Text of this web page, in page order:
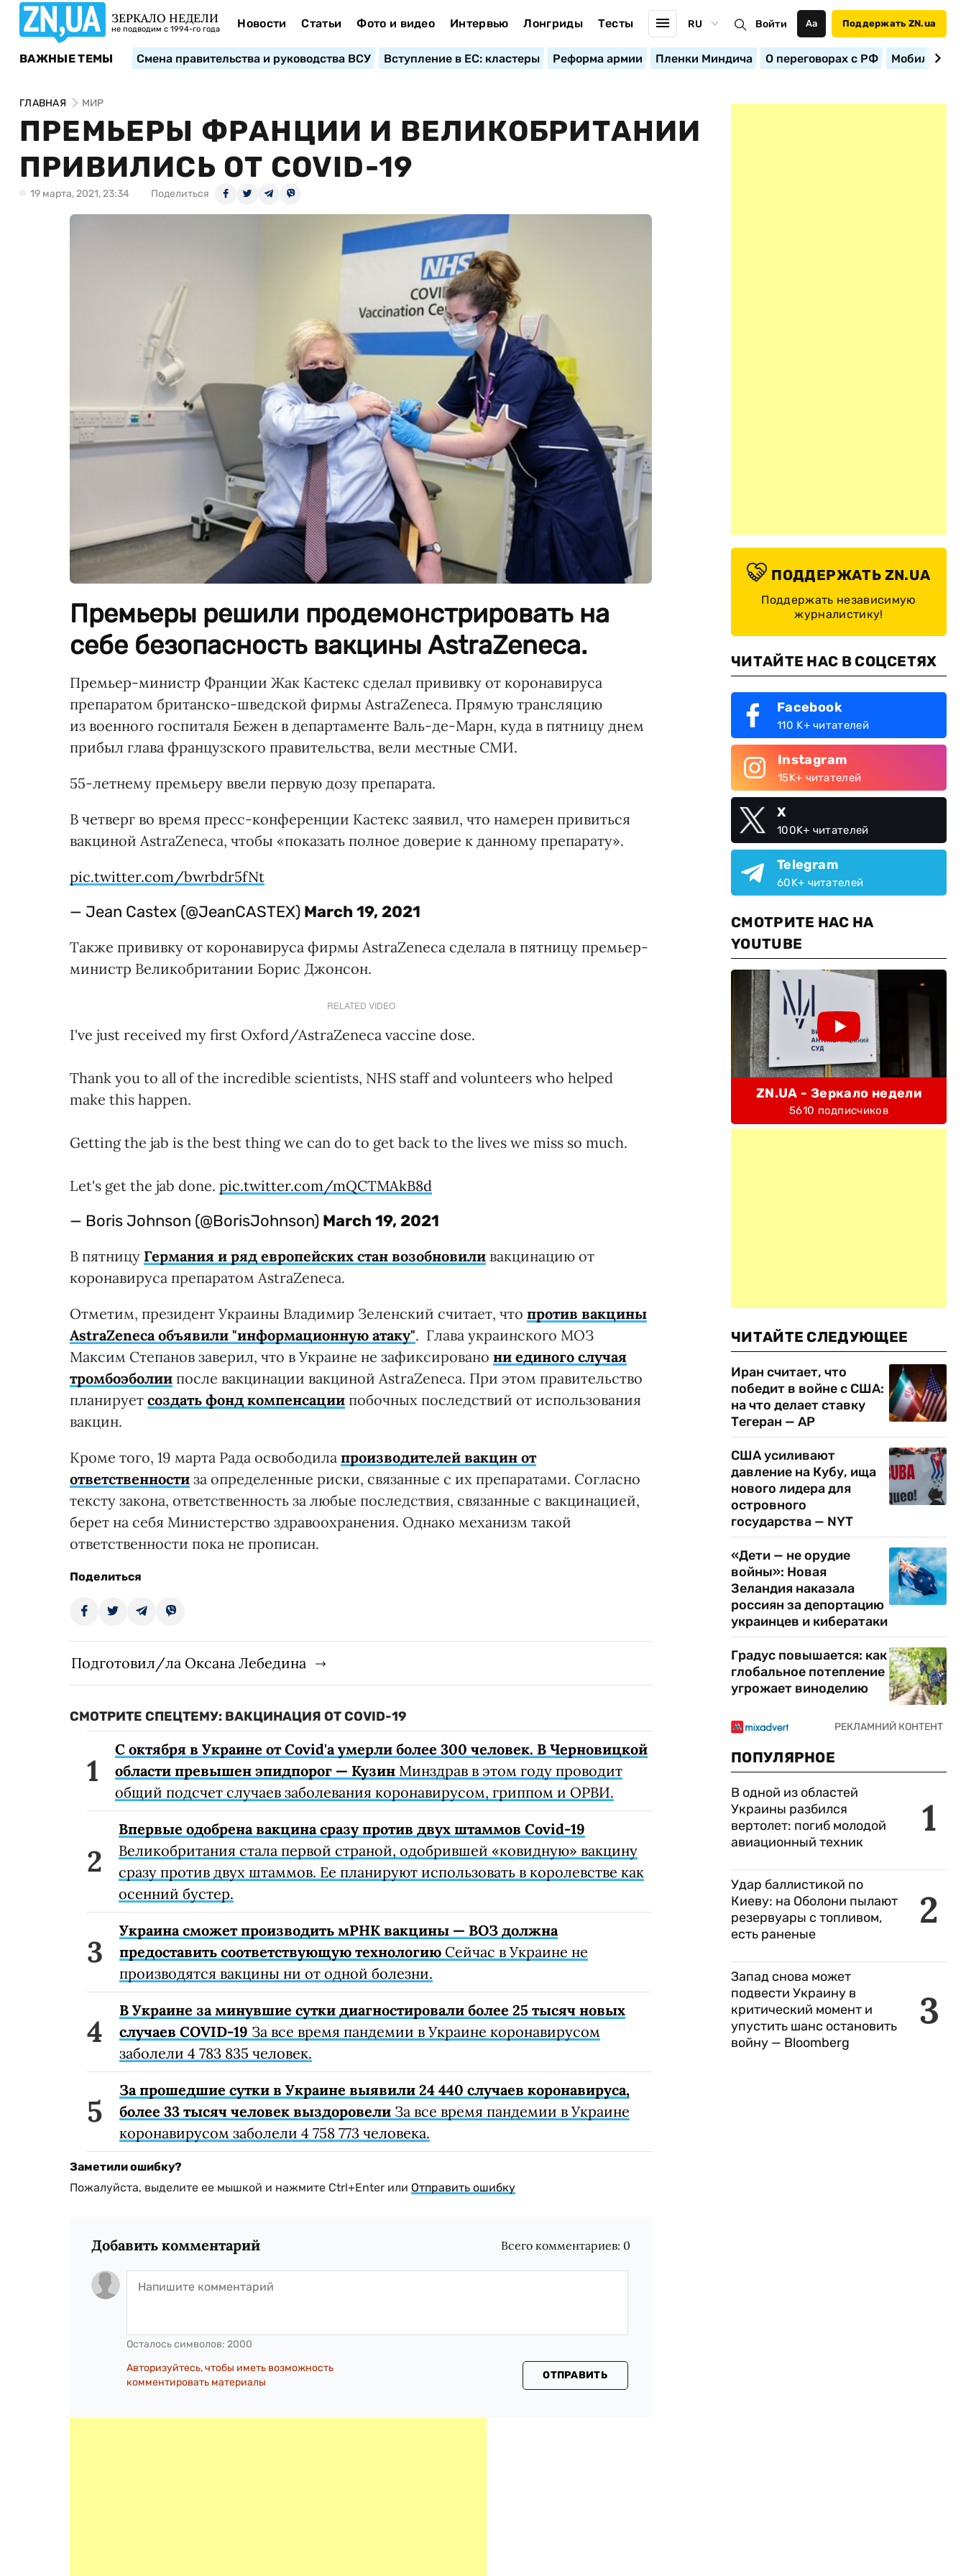
ЗЕРКАЛО НЕДЕЛИ
не подводим с 1994-го года Новости Статьи Фото и видео Интервью Лонгриды Тесты RU Войти Аа Поддержать ZN.ua
ВАЖНЫЕ ТЕМЫ Смена правительства и руководства ВСУ Вступление в ЕС: кластеры Реформа армии Пленки Миндича О переговорах с РФ
ГЛАВНАЯ МИР
ПРЕМЬЕРЫ ФРАНЦИИ И ВЕЛИКОБРИТАНИИ
ПРИВИЛИСЬ ОТ COVID-19
19 марта, 2021, 23:34 Поделиться
Премьеры решили продемонстрировать на
себе безопасность вакцины AstraZeneca.
Премьер-министр Франции Жак Кастекс сделал прививку от коронавируса
препаратом британско-шведской фирмы AstraZeneca. Прямую трансляцию
из военного госпиталя Бежен в департаменте Валь-де-Марн, куда в пятницу днем
прибыл глава французского правительства, вели местные СМИ.
55-летнему премьеру ввели первую дозу препарата.
В четверг во время пресс-конференции Кастекс заявил, что намерен привиться
вакциной AstraZeneca, чтобы «показать полное доверие к данному препарату».
pic.twitter.com/bwrbdr5fNt
— Jean Castex (@JeanCASTEX) March 19, 2021
Также прививку от коронавируса фирмы AstraZeneca сделала в пятницу премьер-
министр Великобритании Борис Джонсон.
RELATED VIDEO
I've just received my first Oxford/AstraZeneca vaccine dose.
Thank you to all of the incredible scientists, NHS staff and volunteers who helped
make this happen.
Getting the jab is the best thing we can do to get back to the lives we miss so much.
Let's get the jab done. pic.twitter.com/mQCTMAkB8d
— Boris Johnson (@BorisJohnson) March 19, 2021
В пятницу Германия и ряд европейских стан возобновили вакцинацию от
коронавируса препаратом AstraZeneca.
Отметим, президент Украины Владимир Зеленский считает, что против вакцины
AstraZeneca объявили "информационную атаку". Глава украинского МОЗ
Максим Степанов заверил, что в Украине не зафиксировано ни единого случая
тромбоэболии после вакцинации вакциной AstraZeneca. При этом правительство
планирует создать фонд компенсации побочных последствий от использования
вакцин.
Кроме того, 19 марта Рада освободила производителей вакцин от
ответственности за определенные риски, связанные с их препаратами. Согласно
тексту закона, ответственность за любые последствия, связанные с вакцинацией,
берет на себя Министерство здравоохранения. Однако механизм такой
ответственности пока не прописан.
Поделиться
Подготовил/ла Оксана Лебедина
СМОТРИТЕ СПЕЦТЕМУ: ВАКЦИНАЦИЯ ОТ COVID-19
С октября в Украине от Covid'а умерли более 300 человек. В Черновицкой
области превышен эпидпорог — Кузин Минздрав в этом году проводит
общий подсчет случаев заболевания коронавирусом, гриппом и ОРВИ.
Впервые одобрена вакцина сразу против двух штаммов Covid-19
Великобритания стала первой страной, одобрившей «ковидную» вакцину
сразу против двух штаммов. Ее планируют использовать в королевстве как
осенний бустер.
Украина сможет производить мРНК вакцины — ВОЗ должна
предоставить соответствующую технологию Сейчас в Украине не
производятся вакцины ни от одной болезни.
В Украине за минувшие сутки диагностировали более 25 тысяч новых
случаев COVID-19 За все время пандемии в Украине коронавирусом
заболели 4 783 835 человек.
За прошедшие сутки в Украине выявили 24 440 случаев коронавируса,
более 33 тысяч человек выздоровели За все время пандемии в Украине
коронавирусом заболели 4 758 773 человека.
Заметили ошибку?
Пожалуйста, выделите ее мышкой и нажмите Ctrl+Enter или Отправить ошибку
Добавить комментарий Всего комментариев: 0
Осталось символов: 2000
Авторизуйтесь, чтобы иметь возможность
комментировать материалы
ОТПРАВИТЬ
ПОДДЕРЖАТЬ ZN.UA
Поддержать независимую
журналистику!
ЧИТАЙТЕ НАС В СОЦСЕТЯХ
Facebook
110 K+ читателей
Instagram
15K+ читателей
X
100K+ читателей
Telegram
60K+ читателей
СМОТРИТЕ НАС НА
YOUTUBE
ZN.UA - Зеркало недели
5610 подписчиков
ЧИТАЙТЕ СЛЕДУЮЩЕЕ
Иран считает, что
победит в войне с США:
на что делает ставку
Тегеран — AP
США усиливают
давление на Кубу, ища
нового лидера для
островного
государства — NYT
«Дети — не орудие
войны»: Новая
Зеландия наказала
россиян за депортацию
украинцев и кибератаки
Градус повышается: как
глобальное потепление
угрожает виноделию
ПОПУЛЯРНОЕ
1
В одной из областей
Украины разбился
вертолет: погиб молодой
авиационный техник
2
Удар баллистикой по
Киеву: на Оболони пылают
резервуары с топливом,
есть раненые
3
Запад снова может
подвести Украину в
критический момент и
упустить шанс остановить
войну — Bloomberg